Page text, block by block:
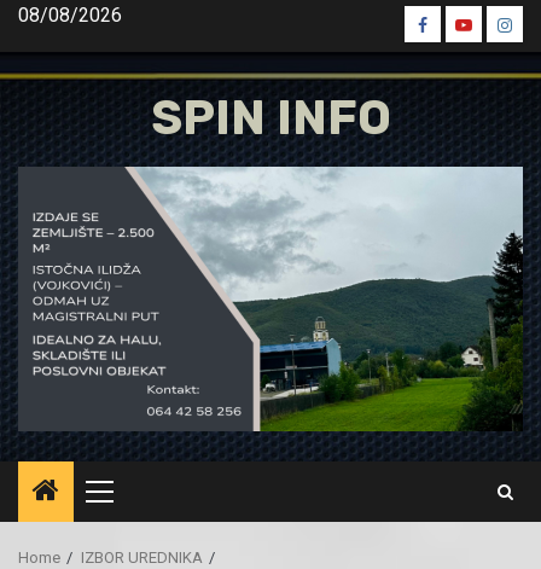
Skip
content
08/08/2026
Spin
Facebook
Spin
Youtube
Spin
SPIN INFO
Primary
Menu
Home
IZBOR UREDNIKA